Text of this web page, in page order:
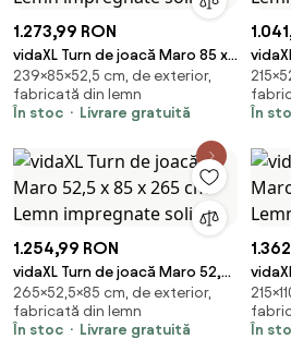
1.273,99 RON
vidaXL Turn de joacă Maro 85 x
52,5 x 239 cm Lemn impregnate
solid
239×85×52,5 cm, de exterior,
fabricată din lemn
În stoc
Livrare gratuită
x
În
1.254,99 RON
vidaXL Turn de joacă Maro 52,5
x 85 x 265 cm Lemn impregnate
solid
265×52,5×85 cm, de exterior,
fabricată din lemn
În stoc
Livrare gratuită
x
masiv
În